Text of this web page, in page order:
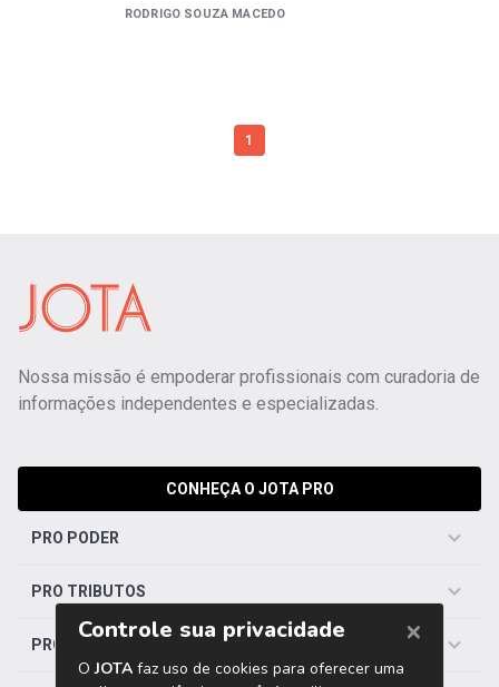
RODRIGO SOUZA MACEDO
1
Nossa missão é empoderar profissionais com curadoria de
informações independentes e especializadas.
CONHEÇA O JOTA PRO
PRO PODER
PRO TRIBUTOS
PRO TRABALHISTA